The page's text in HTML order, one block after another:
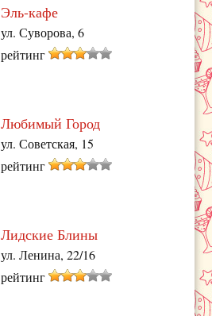
Эль-кафе
ул. Суворова, 6
рейтинг
Любимый Город
ул. Советская, 15
рейтинг
Лидские Блины
ул. Ленина, 22/16
рейтинг